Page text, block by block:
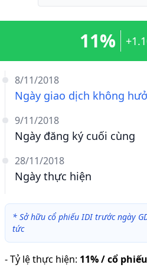
8/11/2018
Ngày giao dịch không
9/11/2018
Ngày đăng ký cuối cùng
28/11/2018
Ngày thực hiện
11%
* Sở hữu cổ phiếu IDI trước ngày
tức
-Tỷ lệ thực hiện: 11% / cổ phiếu